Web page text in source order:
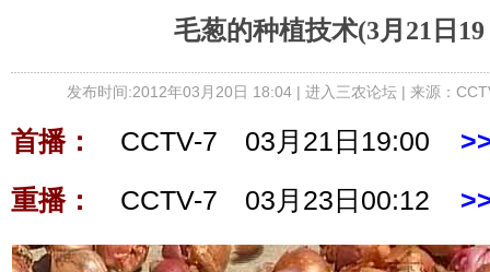
毛葱的种植技术(3月21日19
发布时间:2012年03月20日 18:04 | 进入三农论坛| 来源：
首播： CCTV-7 03月21日19:00
重播：
CCTV-7 03月23日00:12